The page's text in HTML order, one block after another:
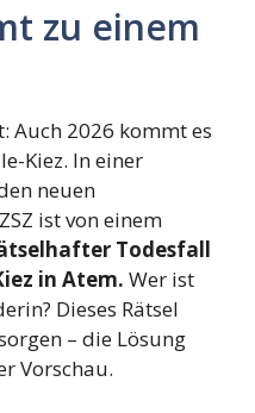
zu einem
Auch 2026 kommt es
Kiez. In einer
neuen
ist von einem
Todesfall
in Atem. Wer ist
Dieses Rätsel
– die Lösung
Vorschau.